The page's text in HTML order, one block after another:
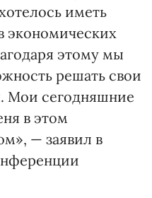
иметь
экономических
этому мы
решать свои
Мои сегодняшние
в этом
— заявил в